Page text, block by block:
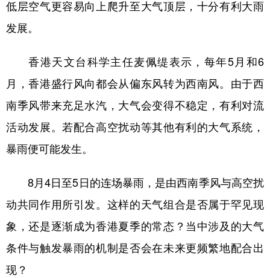
低层空气更容易向上爬升至大气顶层，十分有利大雨
发展。
香港天文台科学主任麦佩缇表示，每年5月和6
月，香港盛行风向都会从偏东风转为西南风。由于西
南季风带来充足水汽，大气会变得不稳定，有利对流
活动发展。若配合高空扰动等其他有利的大气系统，
暴雨便可能发生。
8月4日至5日的连场暴雨，是由西南季风与高空扰
动共同作用所引发。这样的天气组合是否属于罕见现
象，还是逐渐成为香港夏季的常态？当中涉及的大气
条件与触发暴雨的机制是否会在未来更频繁地配合出
现？